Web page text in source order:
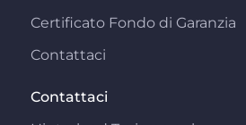
Certificato Fondo di Garanzia
Contattaci
Contattaci